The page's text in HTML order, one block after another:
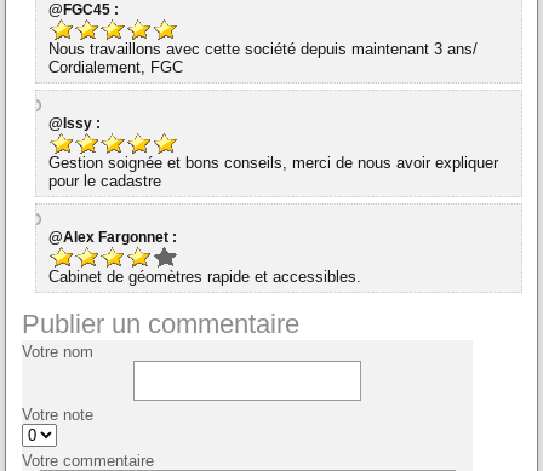
@FGC45 :
Nous travaillons avec cette société depuis maintenant 3 ans/
Cordialement, FGC
@Issy :
Gestion soignée et bons conseils, merci de nous avoir expliquer
pour le cadastre
@Alex Fargonnet :
Cabinet de géomètres rapide et accessibles.
Publier un commentaire
Votre nom
Votre note
Votre commentaire